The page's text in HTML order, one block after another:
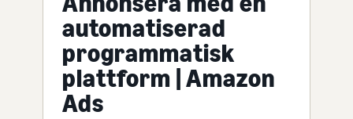
automatiserad
programmatisk
plattform | Amazon
Ads